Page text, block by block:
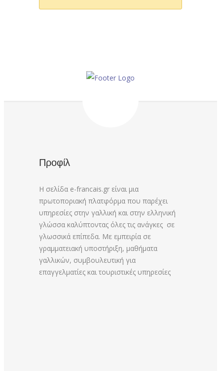
Προφίλ
Η σελίδα e-francais.gr είναι μια
πρωτοποριακή πλατφόρμα που παρέχει
υπηρεσίες στην γαλλική και στην ελληνική
γλώσσα καλύπτοντας όλες τις ανάγκες σε
γλωσσικά επίπεδα. Με εμπειρία σε
γραμματειακή υποστήριξη, μαθήματα
γαλλικών, συμβουλευτική για
επαγγελματίες και τουριστικές υπηρεσίες